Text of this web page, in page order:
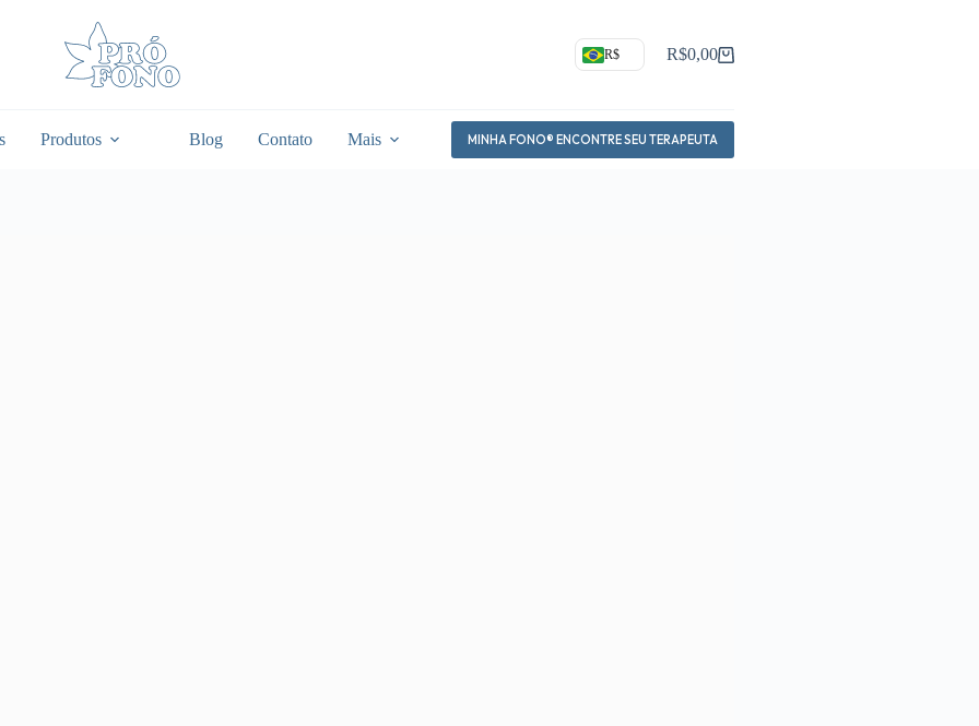
R$ Carrinho
R$0,00
Produtos Blog Contato Mais MINHA FONO® ENCONTRE SEU TERAPEUTA